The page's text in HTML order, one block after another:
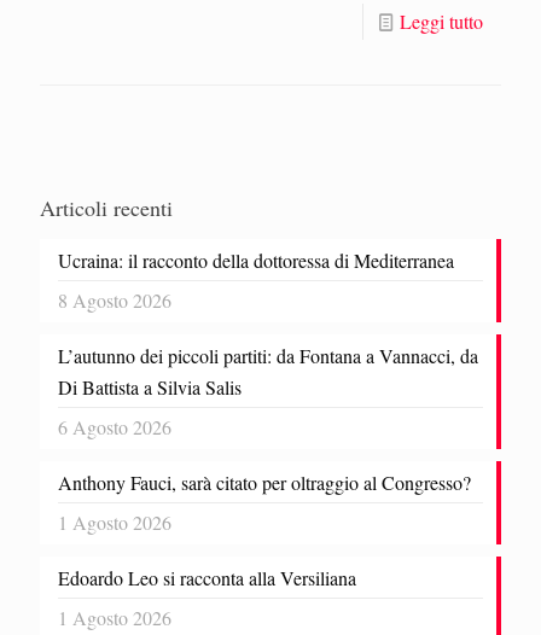
Leggi tutto
Articoli recenti
Ucraina: il racconto della dottoressa di Mediterranea
8 Agosto 2026
L’autunno dei piccoli partiti: da Fontana a Vannacci, da
Di Battista a Silvia Salis
6 Agosto 2026
Anthony Fauci, sarà citato per oltraggio al Congresso?
1 Agosto 2026
Edoardo Leo si racconta alla Versiliana
1 Agosto 2026